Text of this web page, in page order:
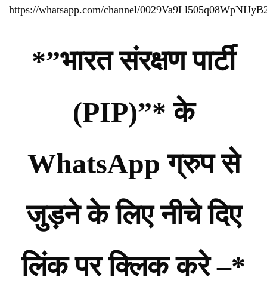
https://whatsapp.com/channel/
*”भारत संरक्षण पार्टी
(PIP)”* के
WhatsApp ग्रुप से
जुड़ने के लिए नीचे दिए
लिंक पर क्लिक करे –*